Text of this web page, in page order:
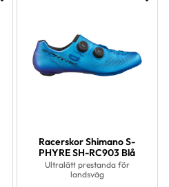
Lägg till i favoriter
Racerskor Shimano S-
PHYRE SH-RC903 Blå
Ultralätt prestanda för
landsväg